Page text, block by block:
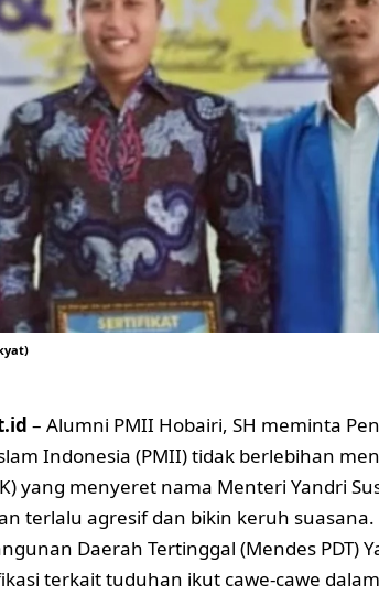
– Alumni PMII Hobairi, SH meminta
Indonesia (PMII) tidak berlebihan
yang menyeret nama Menteri Yandri
terlalu agresif dan bikin keruh
Daerah Tertinggal (Mendes PDT)
terkait tuduhan ikut cawe-cawe